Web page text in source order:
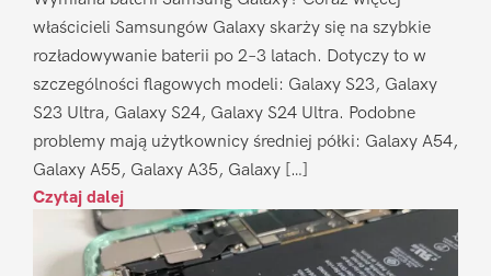
właścicieli Samsungów Galaxy skarży się na szybkie
rozładowywanie baterii po 2–3 latach. Dotyczy to w
szczególności flagowych modeli: Galaxy S23, Galaxy
S23 Ultra, Galaxy S24, Galaxy S24 Ultra. Podobne
problemy mają użytkownicy średniej półki: Galaxy A54,
Galaxy A55, Galaxy A35, Galaxy […]
Czytaj dalej